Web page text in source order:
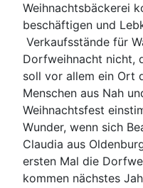
Weihnachtsbäckerei
beschäftigen und
Verkaufsstände für
Dorfweihnacht nicht,
soll vor allem ein Ort
Menschen aus Nah
Weihnachtsfest
Wunder, wenn sich
Claudia aus
ersten Mal die
kommen nächstes